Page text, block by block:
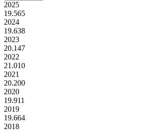
2025
19.565
2024
19.638
2023
20.147
2022
21.010
2021
20.200
2020
19.911
2019
19.664
2018